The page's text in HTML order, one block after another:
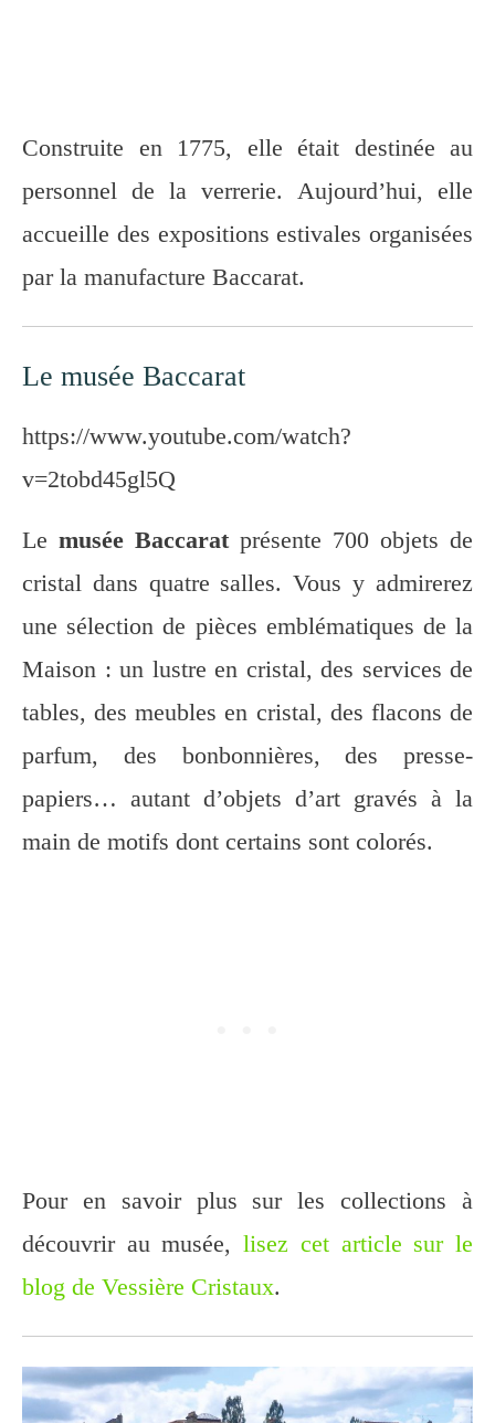
Construite en 1775, elle était destinée au
personnel de la verrerie. Aujourd’hui, elle
accueille des expositions estivales organisées
par la manufacture Baccarat.
Le musée Baccarat
https://www.youtube.com/watch?
v=2tobd45gl5Q
Le musée Baccarat présente 700 objets de
cristal dans quatre salles. Vous y admirerez
une sélection de pièces emblématiques de la
Maison : un lustre en cristal, des services de
tables, des meubles en cristal, des flacons de
parfum, des bonbonnières, des presse-
papiers… autant d’objets d’art gravés à la
main de motifs dont certains sont colorés.
Pour en savoir plus sur les collections à
découvrir au musée, lisez cet article sur le
blog de Vessière Cristaux.